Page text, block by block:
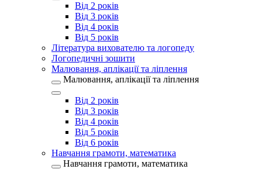
Від 2 років
Від 3 років
Від 4 років
Від 5 років
Література вихователю та логопеду
Логопедичні зошити
Малювання, аплікації та ліплення
Малювання, аплікації та ліплення
Від 2 років
Від 3 років
Від 4 років
Від 5 років
Від 6 років
Навчання грамоти, математика
Навчання грамоти, математика